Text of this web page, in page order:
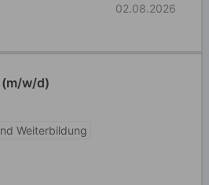
02.08.2026
w/d)
Weiterbildung